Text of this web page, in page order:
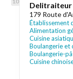
Delitraiteur
179 Route
Établissement
Alimentation
Cuisine
Boulangerie et
Boulangerie-
Cuisine